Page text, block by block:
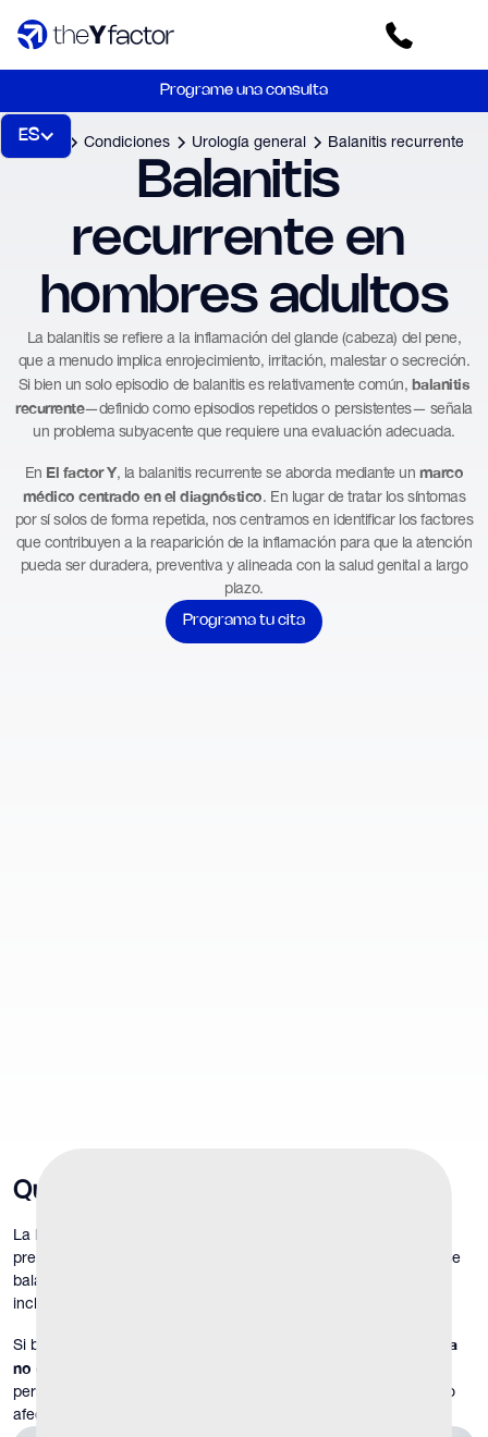
Programe una consulta
ES
Inicio Condiciones Urología general Balanitis recurrente
Balanitis
recurrente en
hombres adultos
La balanitis se refiere a la inflamación del glande (cabeza) del pene,
que a menudo implica enrojecimiento, irritación, malestar o secreción.
Si bien un solo episodio de balanitis es relativamente común, balanitis
recurrente—definido como episodios repetidos o persistentes— señala
un problema subyacente que requiere una evaluación adecuada.
En El factor Y, la balanitis recurrente se aborda mediante un marco
médico centrado en el diagnóstico. En lugar de tratar los síntomas
por sí solos de forma repetida, nos centramos en identificar los factores
que contribuyen a la reaparición de la inflamación para que la atención
pueda ser duradera, preventiva y alineada con la salud genital a largo
plazo.
Programa tu cita
Qué es
La balanitis es la inflamación del glande del pene. Cuando el
prepucio también está afectado, la afección puede denominarse
balanopostitis. La inflamación puede ser leve o intensa y puede
incluir dolor, picazón, enrojecimiento, hinchazón o secreción.
Si bien la balanitis en sí misma no es infrecuente,
la recurrencia
no es normal
persistentes, como infecciones, irritación, rigidez del prepucio o
afecciones sistémicas.